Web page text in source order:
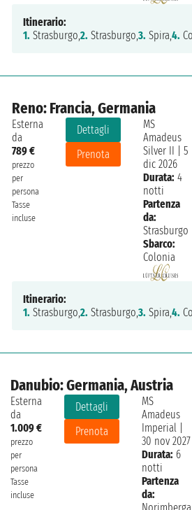
Itinerario:
1. Strasburgo,2. Strasburgo,3. Spira,4.
Reno: Francia, Germania
Esterna
da
789 €
prezzo
per
persona
Tasse
incluse
Dettagli
Prenota
MS
Amadeus
Silver II
|5
dic 2026
Durata: 4
notti
Partenza
da:
Strasburgo
Sbarco:
Colonia
Itinerario:
1. Strasburgo,2. Strasburgo,3. Spira,4.
Danubio: Germania, Austria
Esterna
da
1.009 €
prezzo
per
persona
Tasse
incluse
Dettagli
Prenota
MS
Amadeus
Imperial
30 nov 2027
Durata: 6
notti
Partenza
da: